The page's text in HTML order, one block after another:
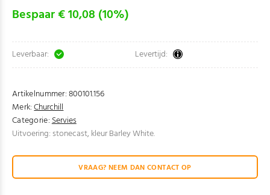
Bespaar € 10,08 (10%)
Leverbaar: Levertijd:
Artikelnummer:800101.156
Merk:Churchill
Categorie:Servies
Uitvoering: stonecast, kleur Barley White.
VRAAG? NEEM DAN CONTACT OP